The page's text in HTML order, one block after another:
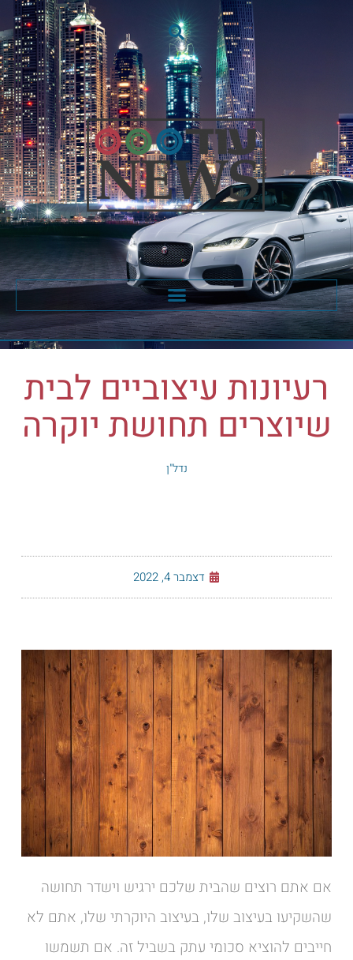
רעיונות עיצוביים לבית
שיוצרים תחושת יוקרה
נדל"ן
דצמבר 4, 2022
אם אתם רוצים שהבית שלכם ירגיש וישדר תחושה
שהשקיעו בעיצוב שלו, בעיצוב היוקרתי שלו, אתם לא
חייבים להוציא סכומי עתק בשביל זה. אם תשמשו